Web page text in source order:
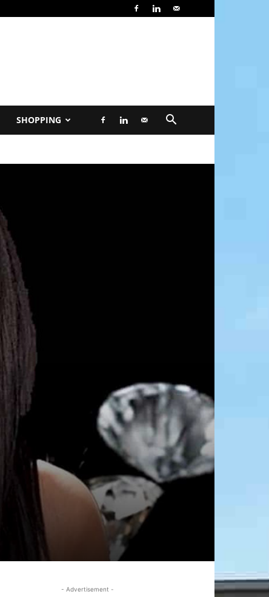
SHOPPING
- Advertisement -